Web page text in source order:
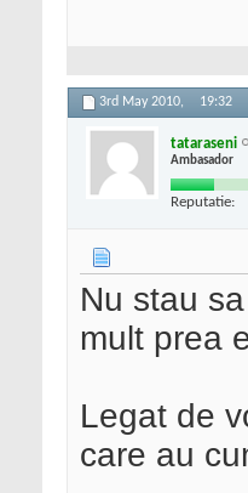
3rd May 2010, 19:32
tataraseni
Ambasador
Reputatie:
Nu stau
mult prea
Legat de
care au